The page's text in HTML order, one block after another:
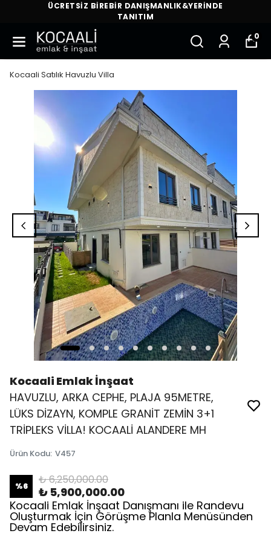
ÜCRETSİZ BİREBİR DANIŞMANLIK&YERİNDE
TANITIM
0
Kocaali Satılık Havuzlu Villa
Kocaali Emlak İnşaat
HAVUZLU, ARKA CEPHE, PLAJA 95METRE,
LÜKS DİZAYN, KOMPLE GRANİT ZEMİN 3+1
TRİPLEKS VİLLA! KOCAALİ ALANDERE MH
Ürün Kodu: V457
%6 ₺ 6,250,000.00
₺ 5,900,000.00
Kocaali Emlak İnşaat Danışmanı ile Randevu
Oluşturmak İçin Görüşme Planla Menüsünden
Devam Edebilirsiniz.